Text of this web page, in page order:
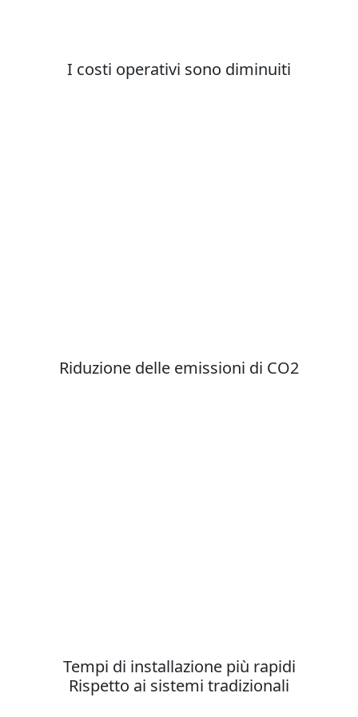
I costi operativi sono diminuiti
Riduzione delle emissioni di CO2
Tempi di installazione più rapidi
Rispetto ai sistemi tradizionali